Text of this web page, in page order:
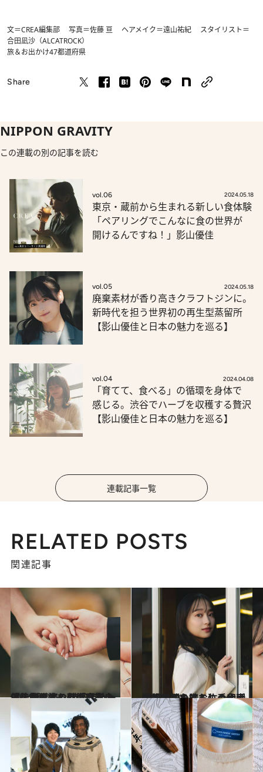
文＝CREA編集部 写真＝佐藤 亘 ヘアメイク＝遠山祐紀 スタイリスト＝
合田凪沙（ALCATROCK）
旅＆お出かけ47都道府県
Share
NIPPON GRAVITY
この連載の別の記事を読む
vol.06 2024.05.18
東京・蔵前から生まれる新しい食体験
「ペアリングでこんなに食の世界が
開けるんですね！」影山優佳
vol.05 2024.05.18
廃棄素材が香り高きクラフトジンに。
新時代を担う世界初の再生型蒸留所
【影山優佳と日本の魅力を巡る】
vol.04 2024.04.08
「育てて、食べる」の循環を身体で
感じる。渋谷でハーブを収穫する贅沢
【影山優佳と日本の魅力を巡る】
連載記事一覧
RELATED POSTS
関連記事
2024.2.24
【後篇も読む】「育てて、食べる」の循環を身体で 感じる。渋谷でハーブを収穫する贅沢【影山優佳と日本の魅力を巡る】
ビューティ＆ヘルス 2024.1.19
【第一回を読む】手仕事を感じるぬくもりの印刷 活版印刷を守る佐々木活字店を訪ねて
旅＆お出かけ